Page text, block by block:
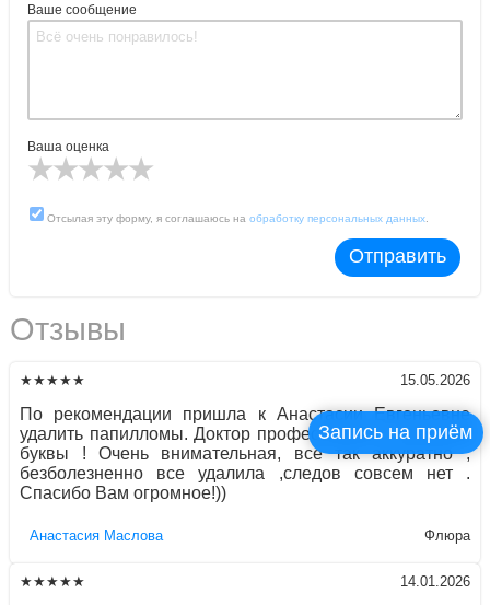
Ваше сообщение
Ваша оценка
Отсылая эту форму, я соглашаюсь наобработку персональных данных
Отправить
Отзывы
★★★★★ 15.05.2026
По рекомендации пришла к Анастасии Евгеньевне
удалить папилломы. Доктор профессионал с большой
буквы ! Очень внимательная, все так аккуратно ,
безболезненно все удалила ,следов совсем нет .
Спасибо Вам огромное!))
Aнaстaсия Маслова Флюра
★★★★★ 14.01.2026
Запись на приём